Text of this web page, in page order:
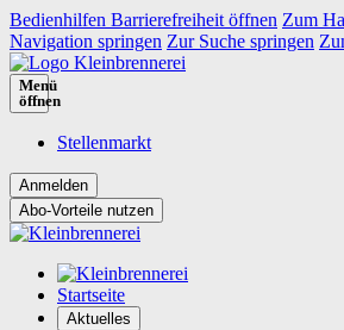
Bedienhilfen Barrierefreiheit öffnen Zum
Navigation springen Zur Suche springen
Menü
öffnen
Stellenmarkt
Abo-Vorteile nutzen
Startseite
Aktuelles